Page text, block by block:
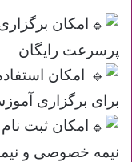
امکان
پرسرعت رایگان
امکان
برای برگزاری
امکان ثبت
نیمه خصوصی و